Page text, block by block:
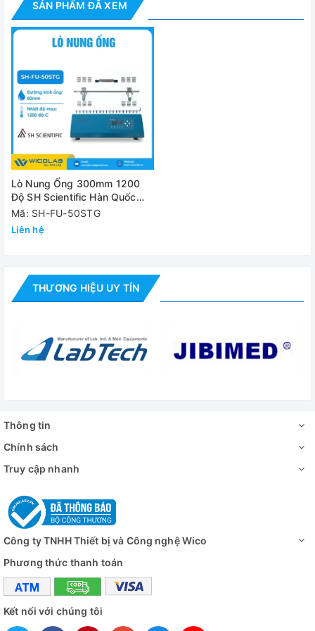
thể
(WxDxH )
502 x 357 x 517mm
Bộ phận gia
nhiệt
Kanthal A-1
Cách nhiệt Ceramic Board & Wool
Khối lượng 27 Kg
Nguồn điện 230V, 50/60Hz, 9.1 A
Đánh giá
SẢN PHẨM ĐÃ XEM
Lò Nung Ống 300mm 1200
Độ SH Scientific Hàn Quốc
SH-FU-50STG | Φ 50mm
Mã: SH-FU-50STG
Liên hệ
THƯƠNG HIỆU UY TÍN
Thông tin
Chính sách
Truy cập nhanh
Công ty TNHH Thiết bị và Công nghệ Wico
Phương thức thanh toán
Kết nối với chúng tôi